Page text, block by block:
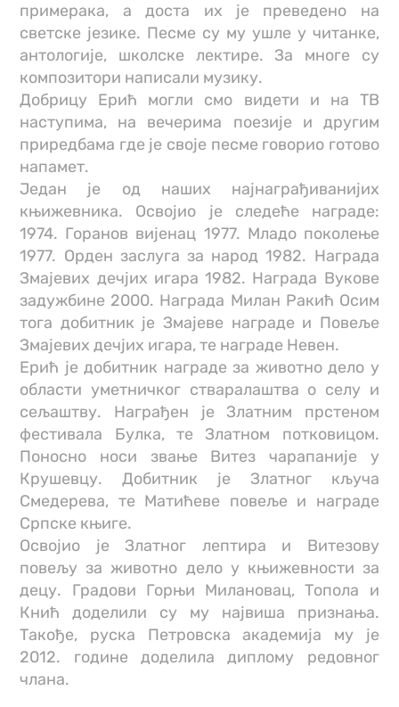
примерака, а доста их је преведено на
светске језике. Песме су му ушле у читанке,
антологије, школске лектире. За многе су
композитори написали музику.
Добрицу Ерић могли смо видети и на ТВ
наступима, на вечерима поезије и другим
приредбама где је своје песме говорио готово
напамет.
Један је од наших најнаграђиванијих
књижевника. Освојио је следеће награде:
1974. Горанов вијенац 1977. Младо поколење
1977. Орден заслуга за народ 1982. Награда
Змајевих дечјих игара 1982. Награда Вукове
задужбине 2000. Награда Милан Ракић Осим
тога добитник је Змајеве награде и Повеље
Змајевих дечјих игара, те награде Невен.
Ерић је добитник награде за животно дело у
области уметничког стваралаштва о селу и
сељаштву. Награђен је Златним прстеном
фестивала Булка, те Златном потковицом.
Поносно носи звање Витез чарапаније у
Крушевцу. Добитник је Златног кључа
Смедерева, те Матићеве повеље и награде
Српске књиге.
Освојио је Златног лептира и Витезову
повељу за животно дело у књижевности за
децу. Градови Горњи Милановац, Топола и
Кнић доделили су му највиша признања.
Такође, руска Петровска академија му је
2012. године доделила диплому редовног
члана.